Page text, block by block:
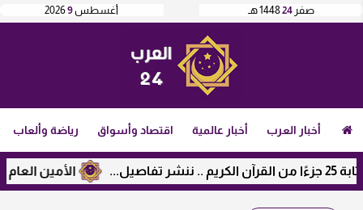
أغسطس9
2026 صفر 241448 هـ
أخبار العرب أخبار عالمية اقتصاد وأسواق رياضة وألعاب
الأمين العام